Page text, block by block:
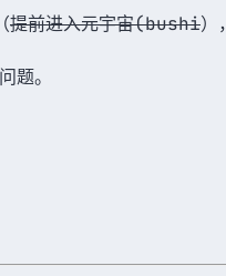
提前进入元宇宙(bushi），
题。